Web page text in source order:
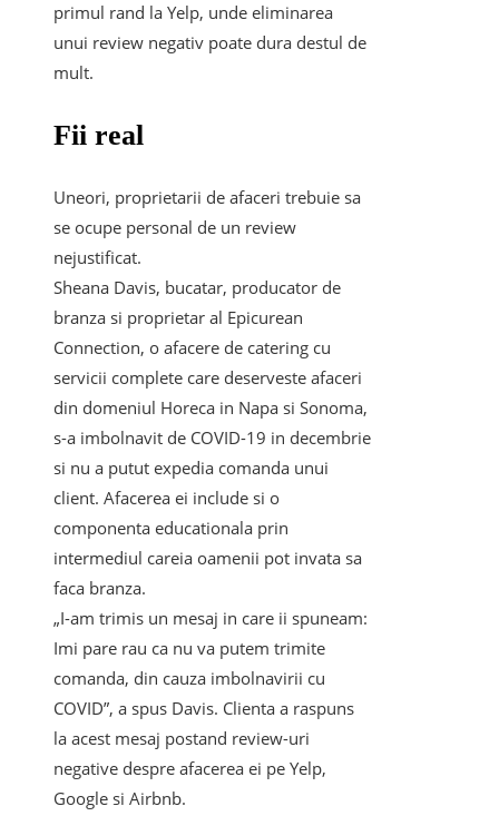
primul rand la Yelp, unde eliminarea
unui review negativ poate dura destul de
mult.
Fii real
Uneori, proprietarii de afaceri trebuie sa
se ocupe personal de un review
nejustificat.
Sheana Davis, bucatar, producator de
branza si proprietar al Epicurean
Connection, o afacere de catering cu
servicii complete care deserveste afaceri
din domeniul Horeca in Napa si Sonoma,
s-a imbolnavit de COVID-19 in decembrie
si nu a putut expedia comanda unui
client. Afacerea ei include si o
componenta educationala prin
intermediul careia oamenii pot invata sa
faca branza.
„I-am trimis un mesaj in care ii spuneam:
Imi pare rau ca nu va putem trimite
comanda, din cauza imbolnavirii cu
COVID”, a spus Davis. Clienta a raspuns
la acest mesaj postand review-uri
negative despre afacerea ei pe Yelp,
Google si Airbnb.